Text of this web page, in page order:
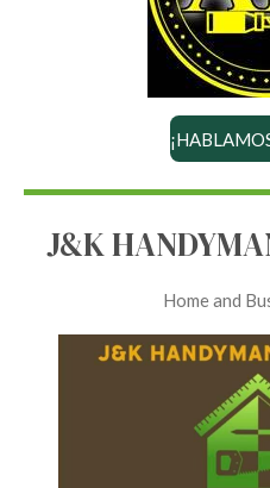
J&K
Home and